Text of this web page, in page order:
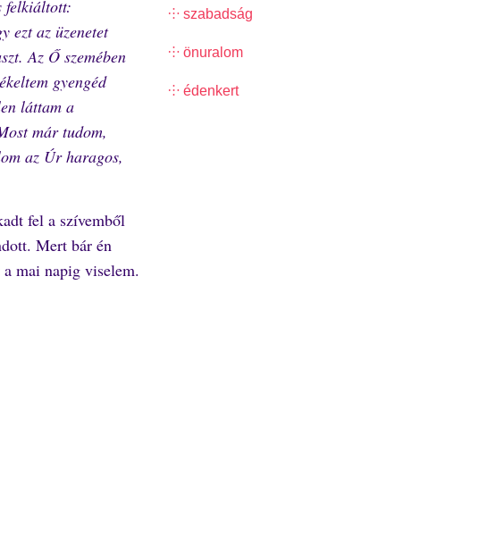
felkiáltott:
ezt az üzenetet
Az Ő szemében
gyengéd
láttam a
már tudom,
az Úr haragos,
fel a szívemből
Mert bár én
mai napig viselem.
⸭ szabadság
⸭ önuralom
⸭ édenkert